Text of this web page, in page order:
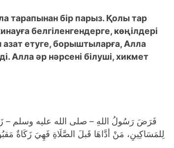
тарапынан бір парыз. Қолы тар
белгіленгендерге, көңілдері
етуге, борыштыларға, Алла
Алла әр нәрсені білуші, хикмет
فَرَضَ رَسُولُ اللهِ – صلى الله عليه وسلم –
لِلمَسَاكِينِ، مَنْ أدَّاهَا قَبلَ الصَّلَاةِ فَهِيَ زَكَاةٌ